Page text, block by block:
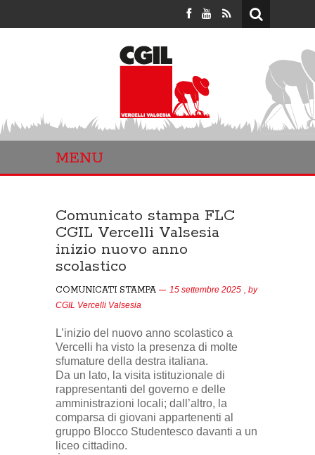
MENU
Comunicato stampa FLC
CGIL Vercelli Valsesia
inizio nuovo anno
scolastico
COMUNICATI STAMPA 15 settembre 2025 , by
CGIL Vercelli Valsesia
L’inizio del nuovo anno scolastico a
Vercelli ha visto la presenza di molte
sfumature della destra italiana.
Da un lato, la visita istituzionale di
rappresentanti del governo e delle
amministrazioni locali; dall’altro, la
comparsa di giovani appartenenti al
gruppo Blocco Studentesco davanti a un
liceo cittadino.